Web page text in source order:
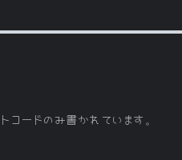
ードのみ書かれています。